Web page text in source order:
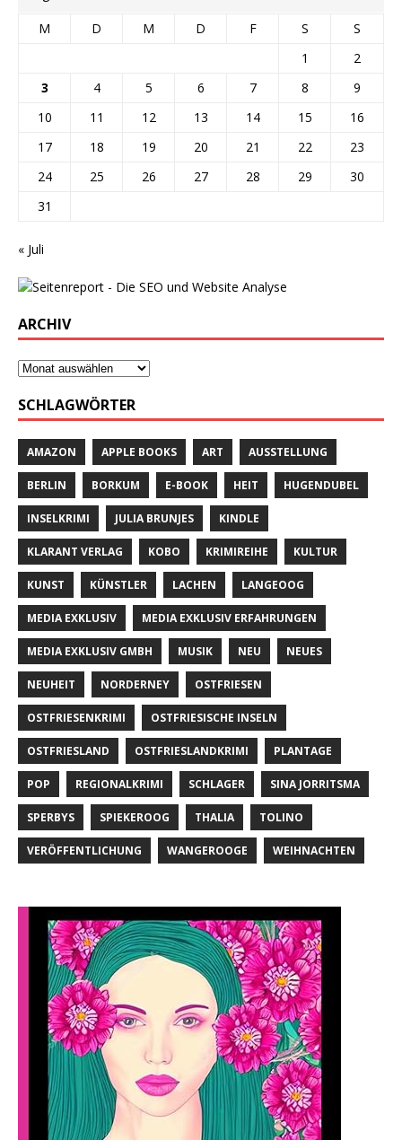
M D M D F S
S
1
2
3
4 5 6 7 8
9
10
11 12 13 14 15
16
17
18 19 20 21 22
23
24
25 26 27 28 29
30
31
« Juli
ARCHIV
SCHLAGWÖRTER
AMAZON APPLE BOOKS ART AUSSTELLUNG
BERLIN BORKUM E-BOOK HEIT HUGENDUBEL
INSELKRIMI JULIA BRUNJES KINDLE
KLARANT VERLAG KOBO KRIMIREIHE KULTUR
KUNST KÜNSTLER LACHEN LANGEOOG
MEDIA EXKLUSIV MEDIA EXKLUSIV ERFAHRUNGEN
MEDIA EXKLUSIV GMBH MUSIK NEU NEUES
NEUHEIT NORDERNEY OSTFRIESEN
OSTFRIESENKRIMI OSTFRIESISCHE INSELN
OSTFRIESLAND OSTFRIESLANDKRIMI PLANTAGE
POP REGIONALKRIMI SCHLAGER SINA JORRITSMA
SPERBYS SPIEKEROOG THALIA TOLINO
VERÖFFENTLICHUNG WANGEROOGE WEIHNACHTEN